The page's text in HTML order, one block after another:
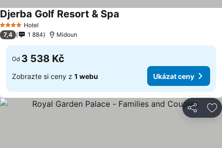
4 Počet hvězdiček
Hotel
Djerba Golf Resort & Spa
7,4 1 884 Midoun
Od 3 538 Kč
Zobrazte si ceny z 1 webu Ukázat ceny
Sdílet